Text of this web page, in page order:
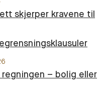
skjerper kravene til
regningen – bolig eller